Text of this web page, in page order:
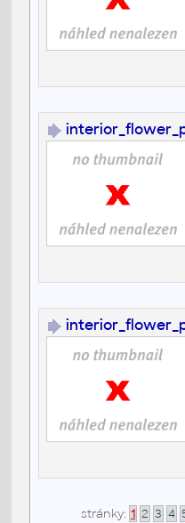
stránky: 1 2 3 4